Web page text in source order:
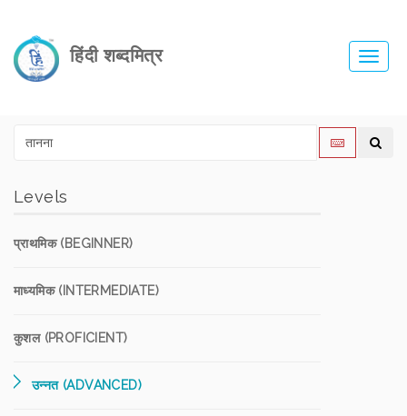
हिंदी शब्दमित्र
Levels
प्राथमिक (BEGINNER)
माध्यमिक (INTERMEDIATE)
कुशल (PROFICIENT)
उन्नत (ADVANCED)